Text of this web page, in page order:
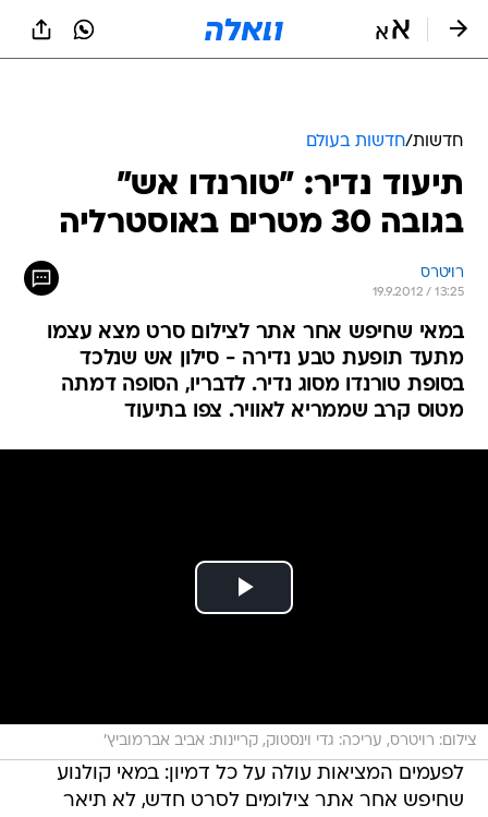
תיעוד נדיר: "טורנדו אש"
בגובה 30 מטרים באוסטרליה
רויטרס
במאי שחיפש אחר אתר לצילום סרט מצא עצמו
בסופת טורנדו מסוג נדיר. לדבריו, הסופה דמתה
מטוס קרב שממריא לאוויר. צפו בתיעוד
לפעמים המציאות עולה על כל דמיון: במאי קולנוע
שחיפש אחר אתר צילומים לסרט חדש, לא תיאר
לעצמו שיזכה לתעד פעלול מרהיב שלא נרקח
באולפנים משוכללים, אלא על ידי הטבע בכבודו